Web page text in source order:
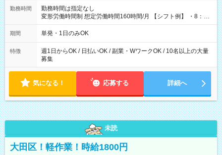
勤務時間
勤務時間は指定なし
変形労働時間制 想定労働時間160時間/月 【シフト例】 ・8：00
～21：00
期間 単発・1日のみOK
特徴
週1日からOK / 日払いOK / 副業・WワークOK / 10名以上の大量
募集
気になる！ 応募する 詳細へ
未読
大田区！軽作業！時給1800円